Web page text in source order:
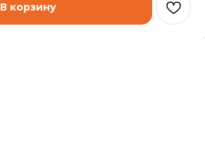
В корзину